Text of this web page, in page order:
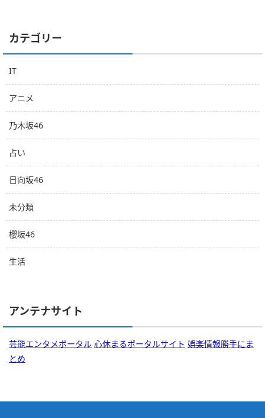
カテゴリー
IT
アニメ
乃木坂46
占い
日向坂46
未分類
櫻坂46
生活
アンテナサイト
芸能エンタメポータル 心休まるポータルサイト 娯楽情報勝手にま
とめ